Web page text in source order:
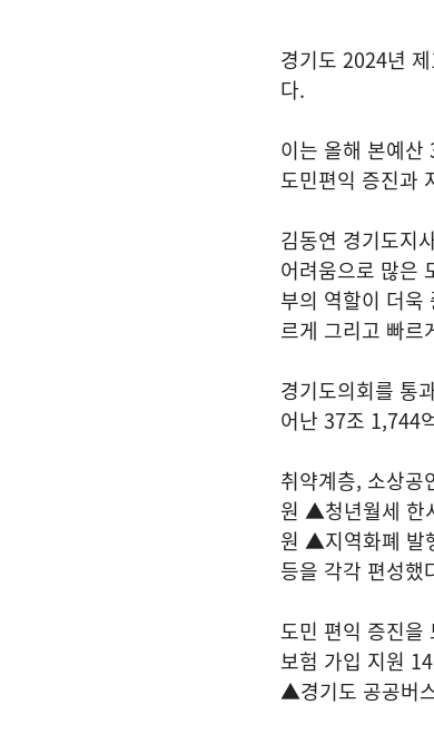
경기도 2024년
다.
이는 올해 본예
도민편익 증진과
김동연 경기도지
어려움으로 많은
부의 역할이 더욱
르게 그리고 빠르
경기도의회를 통
어난 37조 1,744
취약계층, 소상
원 ▲청년월세 한
원 ▲지역화폐 발
등을 각각 편성했
도민 편익 증진
보험 가입 지원
▲경기도 공공버